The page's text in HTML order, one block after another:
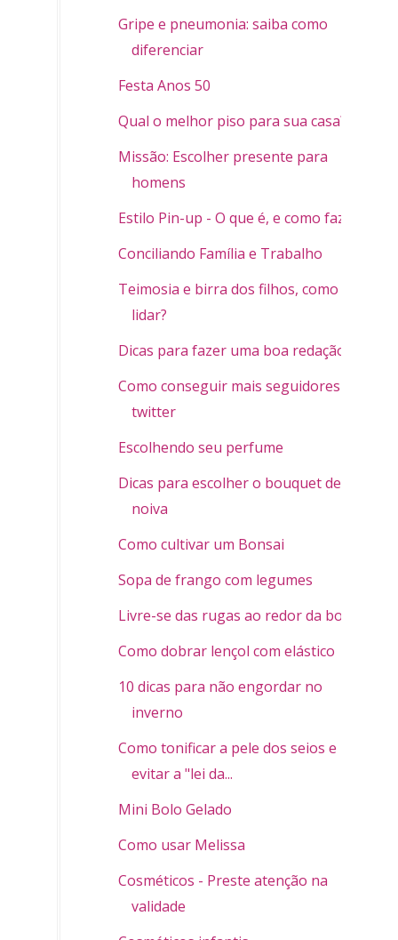
Gripe e pneumonia: saiba como
diferenciar
Festa Anos 50
Qual o melhor piso para sua casa?
Missão: Escolher presente para
homens
Estilo Pin-up - O que é, e como fazer
Conciliando Família e Trabalho
Teimosia e birra dos filhos, como
lidar?
Dicas para fazer uma boa redação
Como conseguir mais seguidores no
twitter
Escolhendo seu perfume
Dicas para escolher o bouquet de
noiva
Como cultivar um Bonsai
Sopa de frango com legumes
Livre-se das rugas ao redor da boca
Como dobrar lençol com elástico
10 dicas para não engordar no
inverno
Como tonificar a pele dos seios e
evitar a "lei da...
Mini Bolo Gelado
Como usar Melissa
Cosméticos - Preste atenção na
validade